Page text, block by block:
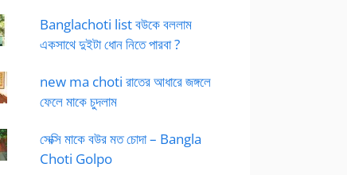
Banglachoti list বউকে বললাম
একসাথে দুইটা ধোন নিতে পারবা ?
new ma choti রাতের আধারে জঙ্গলে
ফেলে মাকে চুদলাম
সেক্সি মাকে বউর মত চোদা – Bangla
Choti Golpo